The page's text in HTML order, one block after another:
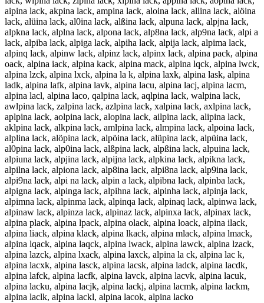
aipina lack, akpina lack, ampina lack, aloina lack, allina lack, alöina
lack, alüina lack, al0ina lack, alßina lack, alpuna lack, alpjna lack,
alpkna lack, alplna lack, alpona lack, alp8na lack, alp9na lack, alpi a
lack, alpiba lack, alpiga lack, alpiha lack, alpija lack, alpima lack,
alpinq lack, alpinw lack, alpinz lack, alpinx lack, alpina pack, alpina
oack, alpina iack, alpina kack, alpina mack, alpina lqck, alpina lwck,
alpina lzck, alpina lxck, alpina la k, alpina laxk, alpina lask, alpina
ladk, alpina lafk, alpina lavk, alpina lacu, alpina lacj, alpina lacm,
alpina lacl, alpina laco, qalpina lack, aqlpina lack, walpina lack,
awlpina lack, zalpina lack, azlpina lack, xalpina lack, axlpina lack,
aplpina lack, aolpina lack, alopina lack, ailpina lack, alipina lack,
aklpina lack, alkpina lack, amlpina lack, almpina lack, alpoina lack,
alplina lack, alöpina lack, alpöina lack, alüpina lack, alpüina lack,
al0pina lack, alp0ina lack, alßpina lack, alpßina lack, alpuina lack,
alpiuna lack, alpjina lack, alpijna lack, alpkina lack, alpikna lack,
alpilna lack, alpiona lack, alp8ina lack, alpi8na lack, alp9ina lack,
alpi9na lack, alpi na lack, alpin a lack, alpibna lack, alpinba lack,
alpigna lack, alpinga lack, alpihna lack, alpinha lack, alpinja lack,
alpimna lack, alpinma lack, alpinqa lack, alpinaq lack, alpinwa lack,
alpinaw lack, alpinza lack, alpinaz lack, alpinxa lack, alpinax lack,
alpina plack, alpina lpack, alpina olack, alpina loack, alpina ilack,
alpina liack, alpina klack, alpina lkack, alpina mlack, alpina lmack,
alpina lqack, alpina laqck, alpina lwack, alpina lawck, alpina lzack,
alpina lazck, alpina lxack, alpina laxck, alpina la ck, alpina lac k,
alpina lacxk, alpina lasck, alpina lacsk, alpina ladck, alpina lacdk,
alpina lafck, alpina lacfk, alpina lavck, alpina lacvk, alpina lacuk,
alpina lacku, alpina lacjk, alpina lackj, alpina lacmk, alpina lackm,
alpina laclk, alpina lackl, alpina lacok, alpina lacko